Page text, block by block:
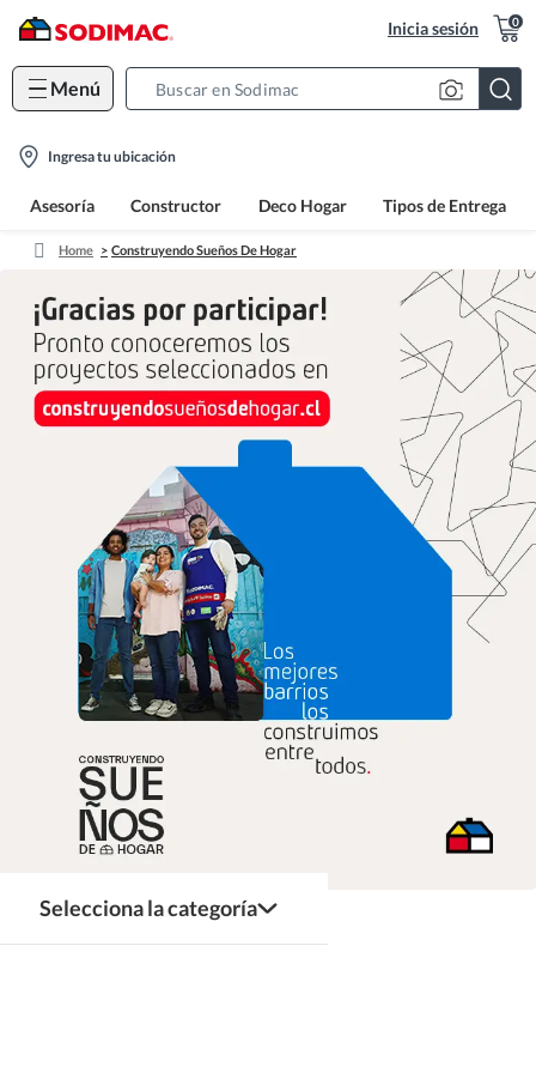
Inicia sesión 0
Menú
location-
Ingresa tu ubicación
Asesoría Constructor Deco Hogar Tipos de Entrega
Home Construyendo Sueños De Hogar
Selecciona la categoría